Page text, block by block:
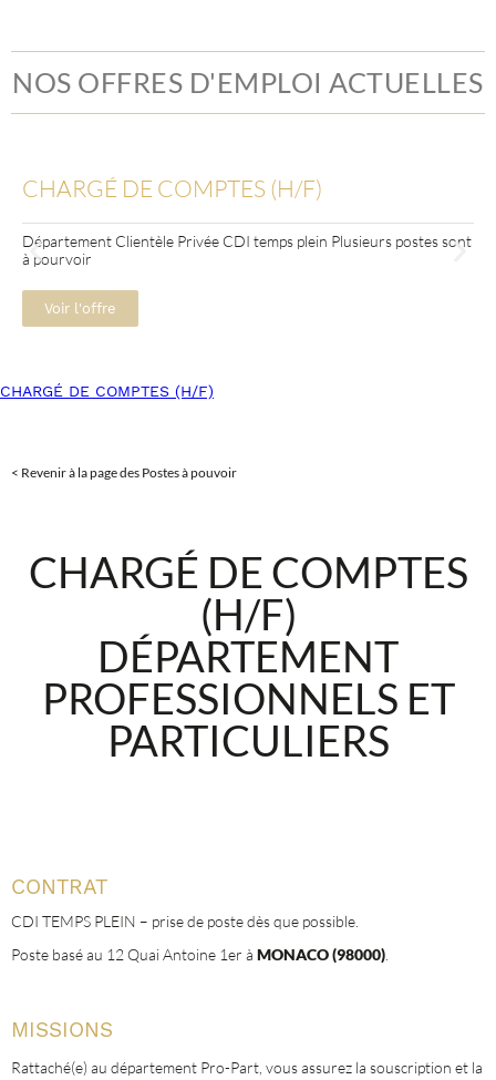
NOS OFFRES D'EMPLOI ACTUELLES
CHARGÉ DE COMPTES (H/F)
Département Clientèle Privée CDI temps plein Plusieurs postes sont
à pourvoir
Voir l'offre
CHARGÉ DE COMPTES (H/F)
< Revenir à la page des Postes à pouvoir
CHARGÉ DE COMPTES
(H/F)
DÉPARTEMENT
PROFESSIONNELS ET
PARTICULIERS
CONTRAT
CDI TEMPS PLEIN – prise de poste dès que possible.
Poste basé au 12 Quai Antoine 1er à MONACO (98000)
MISSIONS
Rattaché(e) au département Pro-Part, vous assurez la souscription et la